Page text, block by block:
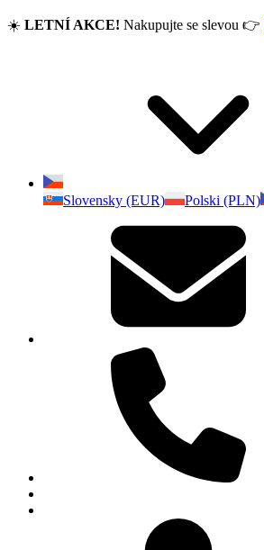
☀️ LETNÍ AKCE! Nakupujte se slevou 👉
Slovensky (EUR)
Polski (PLN)